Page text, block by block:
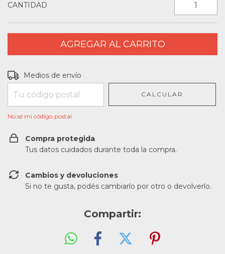
CANTIDAD
Entregas para el CP:
Medios de envío
CALCULAR
No sé mi código postal
Compra protegida
Tus datos cuidados durante toda la compra.
Cambios y devoluciones
Si no te gusta, podés cambiarlo por otro o devolverlo.
Compartir: